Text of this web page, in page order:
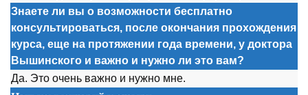
Знаете ли вы о возможности бесплатно
консультироваться, после окончания прохождения
курса, еще на протяжении года времени, у доктора
Вышинского и важно и нужно ли это вам?
Да. Это очень важно и нужно мне.